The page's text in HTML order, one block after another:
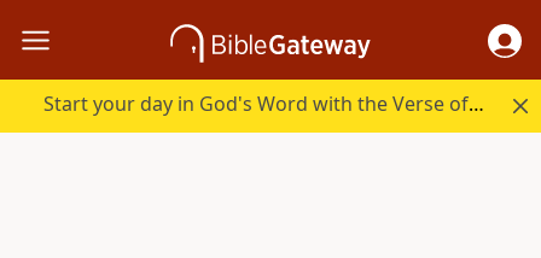
Start your day in God's Word with the Verse of the Day.